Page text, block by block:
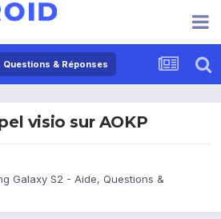
Questions & Réponses
visio sur AOKP
Galaxy S2 - Aide, Questions &